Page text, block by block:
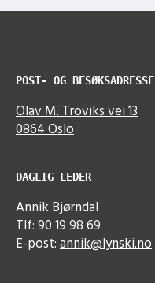
POST- OG BESØKSADRESSE
Olav M. Troviks vei 13
0864 Oslo
DAGLIG LEDER
Annik Bjørndal
Tlf: 90 19 98 69
E-post:annik@lynski.no